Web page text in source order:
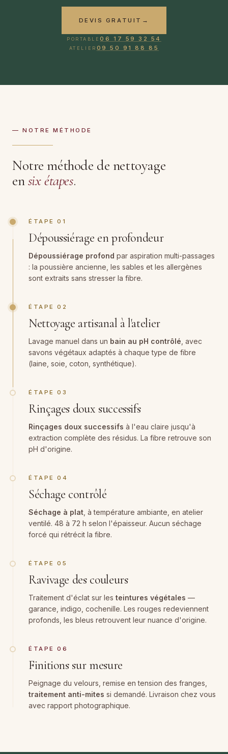
DEVIS GRATUIT →
PORTABLE06 17 59 32 54
ATELIER 09 50 91 88 85
— NOTRE MÉTHODE
Notre méthode de nettoyage
ensix étapes.
ÉTAPE 01
Dépoussiérage en profondeur
Dépoussiérage profond par aspiration multi-passages
: la poussière ancienne, les sables et les allergènes
sont extraits sans stresser la fibre.
ÉTAPE 02
Nettoyage artisanal à l'atelier
Lavage manuel dans un bain au pH contrôlé , avec
savons végétaux adaptés à chaque type de fibre
(laine, soie, coton, synthétique).
ÉTAPE 03
Rinçages doux successifs
Rinçages doux successifs à l'eau claire jusqu'à
extraction complète des résidus. La fibre retrouve son
pH d'origine.
ÉTAPE 04
Séchage contrôlé
Séchage à plat , à température ambiante, en atelier
ventilé. 48 à 72 h selon l'épaisseur. Aucun séchage
forcé qui rétrécit la fibre.
ÉTAPE 05
Ravivage des couleurs
Traitement d'éclat sur les teintures végétales —
garance, indigo, cochenille. Les rouges redeviennent
profonds, les bleus retrouvent leur nuance d'origine.
ÉTAPE 06
Finitions sur mesure
Peignage du velours, remise en tension des franges,
traitement anti-mites si demandé. Livraison chez vous
avec rapport photographique.